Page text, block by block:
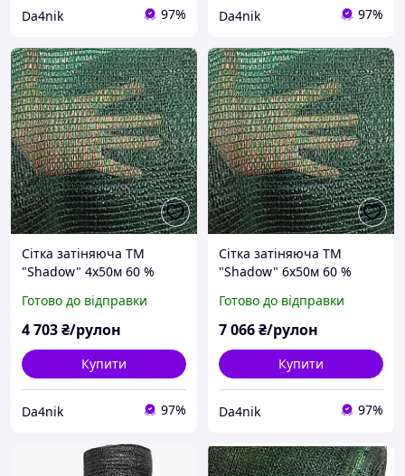
Da4nik 97% Da4nik 97%
Сітка затіняюча ТМ
"Shadow" 4х50м 60 %
Готово до відправки
4 703₴/рулон
Купити
Da4nik 97%
Сітка затіняюча ТМ
"Shadow" 6х50м 60 %
Готово до відправки
7 066₴/рулон
Купити
Da4nik 97%